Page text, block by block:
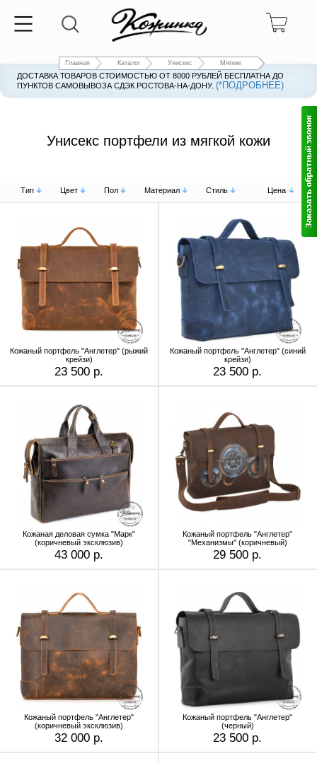
Главная Каталог Унисекс Мягкие
ДОСТАВКА ТОВАРОВ СТОИМОСТЬЮ ОТ 8000 РУБЛЕЙ БЕСПЛАТНА ДО
ПУНКТОВ САМОВЫВОЗА СДЭК РОСТОВА-НА-ДОНУ.(*ПОДРОБНЕЕ)
Унисекс портфели из мягкой кожи
Тип Цвет Пол Материал Стиль Цена
Кожаный портфель "Англетер" (рыжий
крейзи)
23 500 р.
Кожаный портфель "Англетер" (синий
крейзи)
23 500 р.
Кожаная деловая сумка "Марк"
(коричневый эксклюзив)
43 000 р.
Кожаный портфель "Англетер"
"Механизмы" (коричневый)
29 500 р.
Кожаный портфель "Англетер"
(коричневый эксклюзив)
32 000 р.
Кожаный портфель "Англетер"
(черный)
23 500 р.